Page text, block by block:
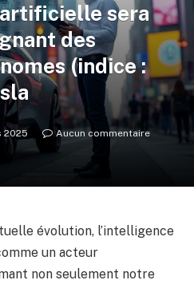
sera
des
(indice :
2025
Aucun commentaire
évolution, l’intelligence
un acteur
non seulement notre